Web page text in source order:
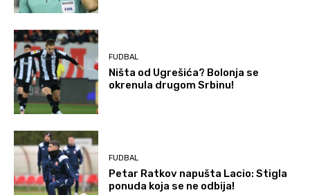
FUDBAL
Ništa od Ugrešića? Bolonja se
okrenula drugom Srbinu!
FUDBAL
Petar Ratkov napušta Lacio: Stigla
ponuda koja se ne odbija!